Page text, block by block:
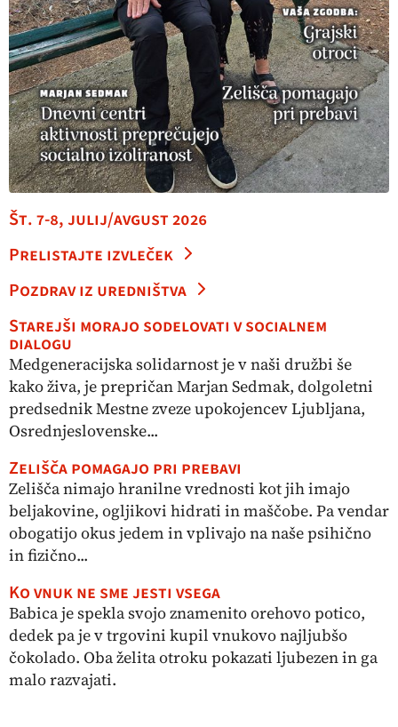
Št. 7-8, julij/avgust 2026
Prelistajte izvleček
Pozdrav iz uredništva
Starejši morajo sodelovati v socialnem
dialogu
Medgeneracijska solidarnost je v naši družbi še
kako živa, je prepričan Marjan Sedmak, dolgoletni
predsednik Mestne zveze upokojencev Ljubljana,
Osrednjeslovenske...
Zelišča pomagajo pri prebavi
Zelišča nimajo hranilne vrednosti kot jih imajo
beljakovine, ogljikovi hidrati in maščobe. Pa vendar
obogatijo okus jedem in vplivajo na naše psihično
in fizično...
Ko vnuk ne sme jesti vsega
Babica je spekla svojo znamenito orehovo potico,
dedek pa je v trgovini kupil vnukovo najljubšo
čokolado. Oba želita otroku pokazati ljubezen in ga
malo razvajati.